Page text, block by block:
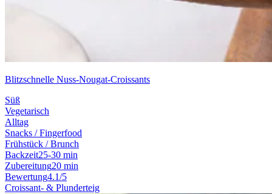
Blitzschnelle Nuss-Nougat-Croissants
Süß
Vegetarisch
Alltag
Snacks / Fingerfood
Frühstück / Brunch
Backzeit25-30 min
Zubereitung20 min
Bewertung4.1/5
Croissant- & Plunderteig